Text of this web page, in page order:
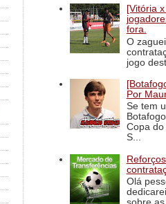
[Vitória
fora.
O
jogo
Por
Se tem
Copa
S...
Olá